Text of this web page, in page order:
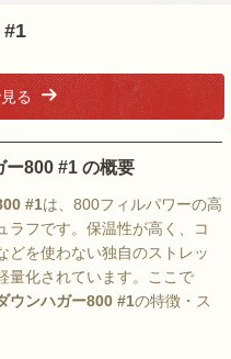
#1
見る
800 #1 の概要
#1は、800フィルパワーの高
ラフです。保温性が高く、コ
どを使わない独自のストレッ
量化されています。ここで
ウンハガー800 #1の特徴・ス